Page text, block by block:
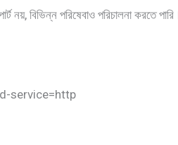
নয়, বিভিন্ন পরিষেবাও পরিচালনা করতে
service=http